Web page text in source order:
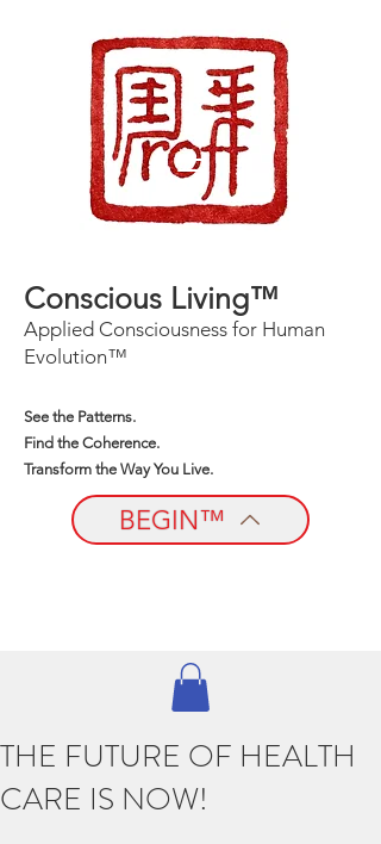
Conscious Living™
Applied Consciousness for Human
Evolution™
See the Patterns.
Find the Coherence.
Transform the Way You Live.
BEGIN™
THE FUTURE OF HEALTH
CARE IS NOW!